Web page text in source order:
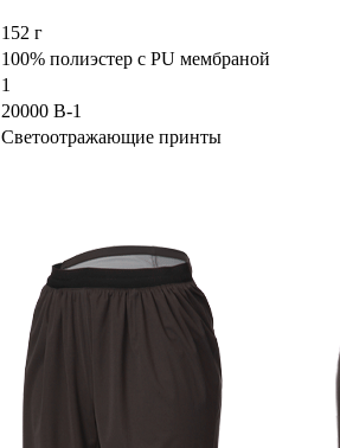
152 г
100% полиэстер с PU мембраной
1
20000 B-1
Светоотражающие принты